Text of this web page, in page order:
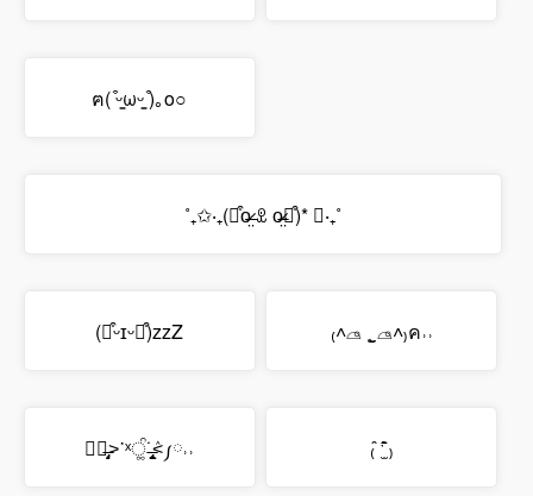
ฅ( ͒ᵕ̳ωᵕ̳ ͒)｡o○
˚₊✩‧₊(⌯͒o̶̶̷̤ ꀾ o̴̶̷̤⌯͒)* ✩‧₊˚
(⌯͒ᵕɪᵕ⌯͒)zzZ ₍˄⌓⃘ ˳̫̬ ⌓⃘˄₎ค˒˒
✧ٛ˃̶̨̡˙ˣੰ͚˙͚ٛ˂̶̧̢༿˒˒ ₍ ̂ˑ̫̈̄ ̂₎